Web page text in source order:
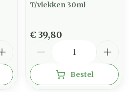
T/vlekken 30ml
€ 39,80
Bestel